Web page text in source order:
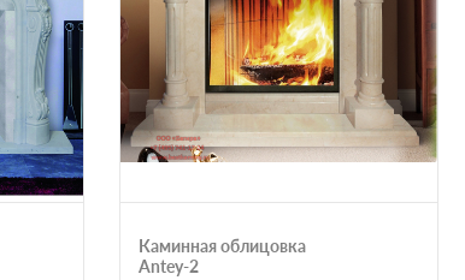
Каминная облицовка
Antey-2